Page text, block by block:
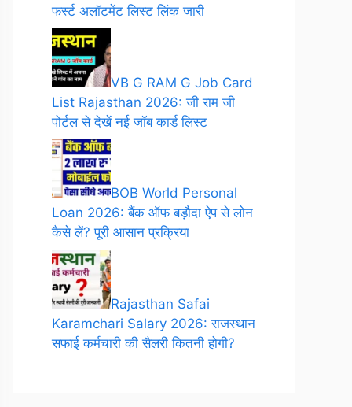
फर्स्ट अलॉटमेंट लिस्ट लिंक जारी
VB G RAM G Job Card
List Rajasthan 2026: जी राम जी
पोर्टल से देखें नई जॉब कार्ड लिस्ट
BOB World Personal
Loan 2026: बैंक ऑफ बड़ौदा ऐप से लोन
कैसे लें? पूरी आसान प्रक्रिया
Rajasthan Safai
Karamchari Salary 2026: राजस्थान
सफाई कर्मचारी की सैलरी कितनी होगी?